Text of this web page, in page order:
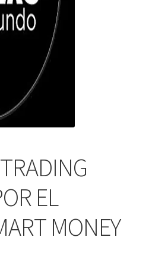
EL
MONEY